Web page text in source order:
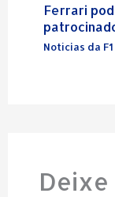
Ferrari
Notícias da F1